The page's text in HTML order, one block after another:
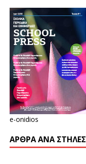
e-onidios
ΆΡΘΡΑ ΑΝΆ ΣΤΉΛΕΣ